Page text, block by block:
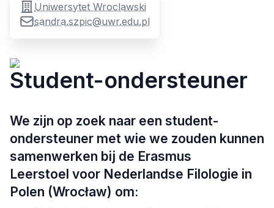
Student-ondersteuner
We zijn op zoek naar een student-
ondersteuner met wie we zouden kunnen
samenwerken bij de Erasmus
Leerstoel voor Nederlandse Filologie in
Polen (Wrocław) om:
Uniwersytet Wroclawski
sandra.szpic@uwr.edu.pl